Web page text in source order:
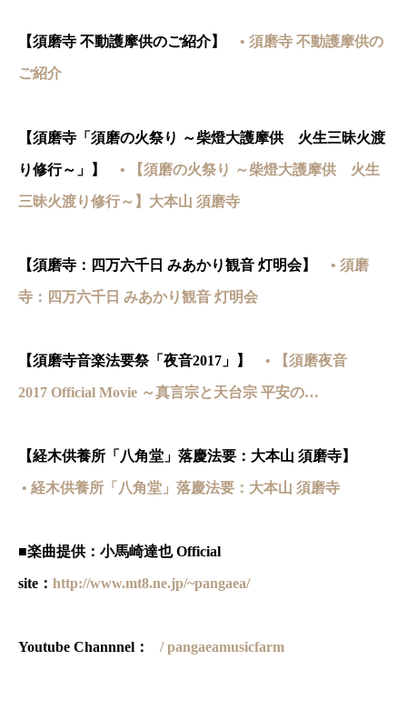
【須磨寺 不動護摩供のご紹介】 • 須磨寺 不動護摩供の
ご紹介
【須磨寺「須磨の火祭り ～柴燈大護摩供 火生三昧火渡
り修行～」】 • 【須磨の火祭り ～柴燈大護摩供 火生
三昧火渡り修行～】大本山 須磨寺
【須磨寺：四万六千日 みあかり観音 灯明会】 • 須磨
寺：四万六千日 みあかり観音 灯明会
【須磨寺音楽法要祭「夜音2017」】 • 【須磨夜音
2017 Official Movie ～真言宗と天台宗 平安の…
【経木供養所「八角堂」落慶法要：大本山 須磨寺】
• 経木供養所「八角堂」落慶法要：大本山 須磨寺
■楽曲提供：小馬崎達也 Official
site： http://www.mt8.ne.jp/~pangaea/
Youtube Channnel： / pangaeamusicfarm